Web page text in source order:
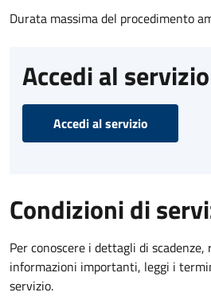
Durata massima del procedimento
Accedi al servizio
Accedi al servizio
Condizioni di
Per conoscere i dettagli di
informazioni importanti, leggi i
servizio.